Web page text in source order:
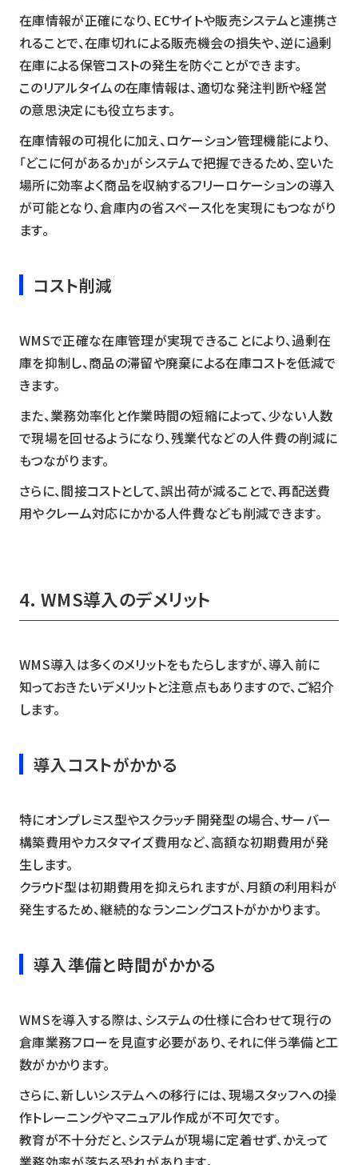
在庫情報が正確になり、ECサイトや販売システムと連携さ
れることで、在庫切れによる販売機会の損失や、逆に過剰
在庫による保管コストの発生を防ぐことができます。
このリアルタイムの在庫情報は、適切な発注判断や経営
の意思決定にも役立ちます。
在庫情報の可視化に加え、ロケーション管理機能により、
「どこに何があるか」がシステムで把握できるため、空いた
場所に効率よく商品を収納するフリーロケーションの導入
が可能となり、倉庫内の省スペース化を実現にもつながり
ます。
コスト削減
WMSで正確な在庫管理が実現できることにより、過剰在
庫を抑制し、商品の滞留や廃棄による在庫コストを低減で
きます。
また、業務効率化と作業時間の短縮によって、少ない人数
で現場を回せるようになり、残業代などの人件費の削減に
もつながります。
さらに、間接コストとして、誤出荷が減ることで、再配送費
用やクレーム対応にかかる人件費なども削減できます。
4. WMS導入のデメリット
WMS導入は多くのメリットをもたらしますが、導入前に
知っておきたいデメリットと注意点もありますので、ご紹介
します。
導入コストがかかる
特にオンプレミス型やスクラッチ開発型の場合、サーバー
構築費用やカスタマイズ費用など、高額な初期費用が発
生します。
クラウド型は初期費用を抑えられますが、月額の利用料が
発生するため、継続的なランニングコストがかかります。
導入準備と時間がかかる
WMSを導入する際は、システムの仕様に合わせて現行の
倉庫業務フローを見直す必要があり、それに伴う準備と工
数がかかります。
さらに、新しいシステムへの移行には、現場スタッフへの操
作トレーニングやマニュアル作成が不可欠です。
教育が不十分だと、システムが現場に定着せず、かえって